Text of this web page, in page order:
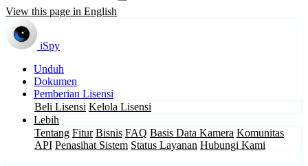
View this page in English
iSpy
Unduh
Dokumen
Pemberian Lisensi
Beli Lisensi Kelola Lisensi
Lebih
Tentang Fitur Bisnis FAQ Basis Data Kamera Komunitas
API Penasihat Sistem Status Layanan Hubungi Kami